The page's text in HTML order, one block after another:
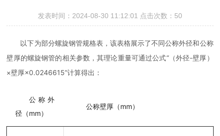
发表时间：2024-08-30 11:12:01 点击次数：50
以下为部分螺旋钢管规格表，该表格展示了不同公称外径和公称
壁厚的螺旋钢管的相关参数，其理论重量可通过公式“（外径-壁厚）
×壁厚×0.0246615”计算得出：
公称外
径（mm）
公称壁厚（mm）